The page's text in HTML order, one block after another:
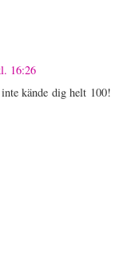
16:26
kände dig helt 100!